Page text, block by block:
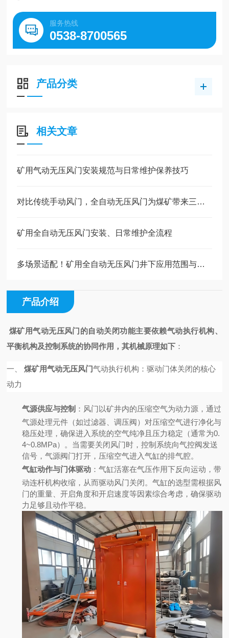
服务热线
0538-8700565
产品分类
相关文章
矿用气动无压风门安装规范与日常维护保养技巧
对比传统手动风门，全自动无压风门为煤矿带来三重核心收益
矿用全自动无压风门安装、日常维护全流程
多场景适配！矿用全自动无压风门井下应用范围与选型指南
产品介绍
煤矿用气动无压风门的自动关闭功能主要依赖气动执行机构、
平衡机构及控制系统的协同作用，其机械原理如下 ：
一、煤矿用气动无压风门气动执行机构：驱动门体关闭的核心
动力
气源供应与控制 ： 风门以矿井内的压缩空气为动力源，通过
气源处理元件（如过滤器、调压阀）对压缩空气进行净化与
稳压处理，确保进入系统的空气纯净且压力稳定（通常为0.
4~0.8MPa）。当需要关闭风门时，控制系统向气控阀发送
信号，气源阀门打开，压缩空气进入气缸的排气腔。
气缸动作与门体驱动 ：气缸活塞在气压作用下反向运动，带
动连杆机构收缩，从而驱动风门关闭。气缸的选型需根据风
门的重量、开启角度和开启速度等因素综合考虑，确保驱动
力足够且动作平稳。